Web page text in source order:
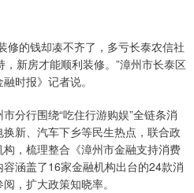
的钱却凑不齐了，多亏长泰农信社
新房才能顺利装修。”漳州市长泰区
时报》记者说。
行围绕“吃住行游购娱”全链条消
新、汽车下乡等民生热点，联合政
，梳理整合《漳州市金融支持消费
涵盖了16家金融机构出台的24款消
，扩大政策知晓率。